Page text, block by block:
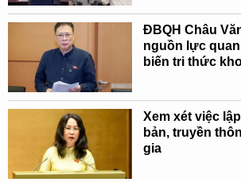
ĐBQH Châu
nguồn lực
biến tri thức
Xem xét việc
bản, truyền
gia